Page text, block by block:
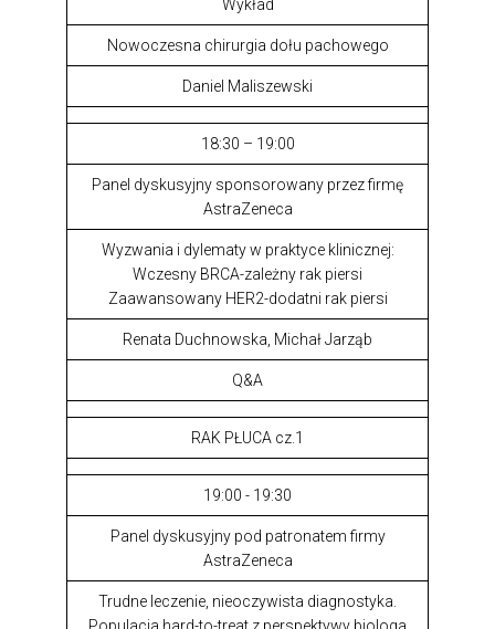
Wykład
Nowoczesna chirurgia dołu pachowego
Daniel Maliszewski
18:30 – 19:00
Panel dyskusyjny sponsorowany przez firmę
AstraZeneca
Wyzwania i dylematy w praktyce klinicznej:
Wczesny BRCA-zależny rak piersi
Zaawansowany HER2-dodatni rak piersi
Renata Duchnowska, Michał Jarząb
Q&A
RAK PŁUCA cz.1
19:00 - 19:30
Panel dyskusyjny pod patronatem firmy
AstraZeneca
Trudne leczenie, nieoczywista diagnostyka.